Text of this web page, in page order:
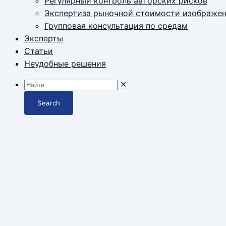
Экспертиза рыночной стоимости
Групповая консультация по средам
Эксперты
Статьи
Неудобные решения
✕